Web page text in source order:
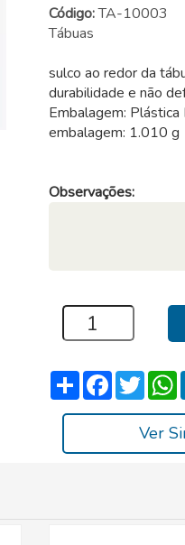
Código:TA-10003
Tábuas
sulco ao redor da
durabilidade e não
Embalagem:
embalagem: 1.010 g
Observações:
Compartilhar
Facebook
Ver